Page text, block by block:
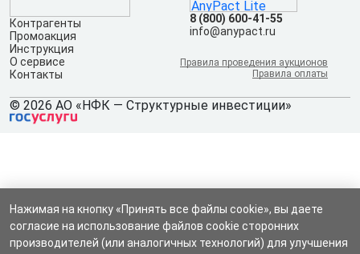
Контрагенты
Промоакция
Инструкция
О сервисе
Контакты
8 (800) 600-41-55
info@anypact.ru
Правила проведения аукционов
Правила оплаты
© 2026 АО «НФК — Структурные инвестиции»
Нажимая на кнопку «Принять все файлы cookie», вы даете
согласие на использование файлов cookie сторонних
производителей (или аналогичных технологий) для улучшения